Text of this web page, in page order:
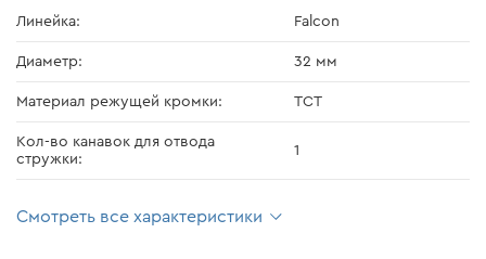
Линейка: Falcon
Диаметр: 32 мм
Материал режущей кромки: TCT
Кол-во канавок для отвода
стружки:
1
Смотреть все характеристики